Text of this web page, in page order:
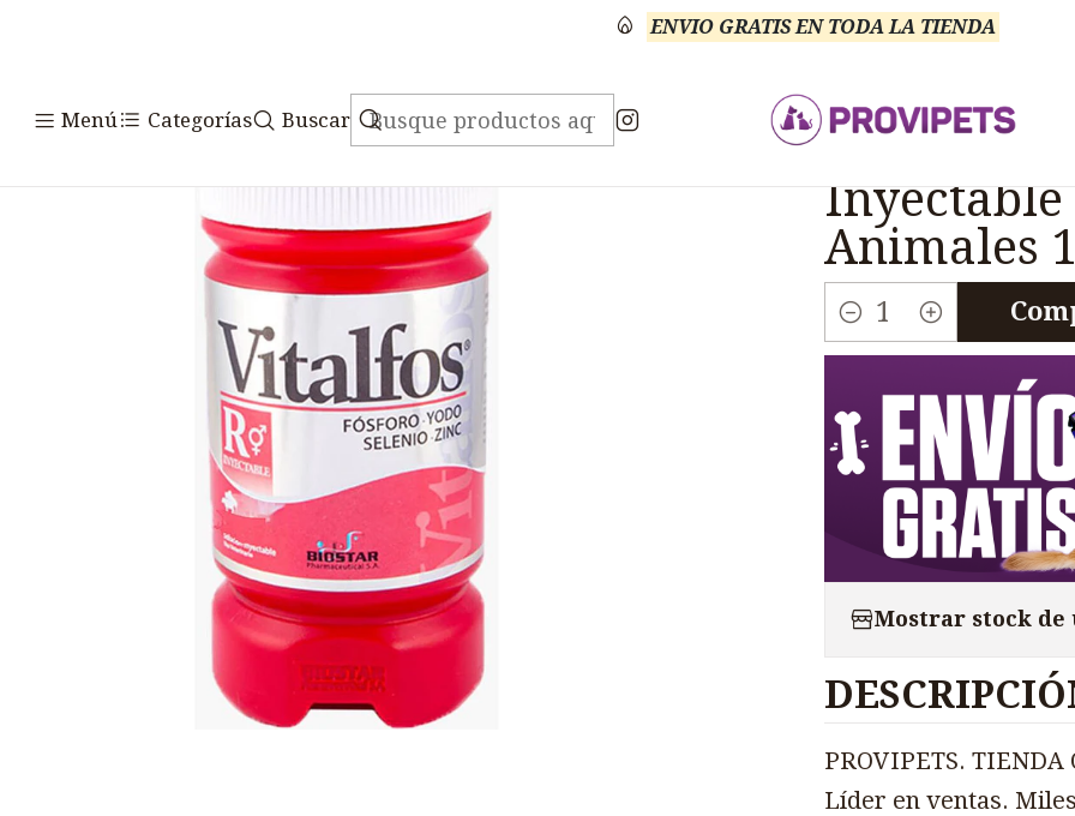
Menú Categorías Buscar
ENVIO GRATIS EN TODA LA TIENDA
Veterinario Anti Carencial Vitalfos R Multimineral Inyectable
Vitalfos R
Inyectable
Animales
Cantidad
Mostrar stock de
PROVIPETS.
Líder en ventas.